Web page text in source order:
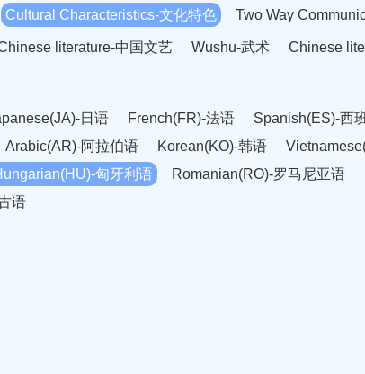
Cultural Characteristics-文化特色 Two Way
literature-中国文艺 Wushu-武术 Chinese
日语 French(FR)-法语
Spanish(ES)-西
Arabic(AR)-阿拉伯语 Korean(KO)-韩语
匈牙利语
Romanian(RO)-罗马尼亚语
语